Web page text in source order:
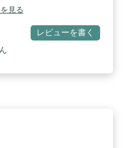
使いやすいよう軽量、コ
たみサイズもコンパクト
ん。 / 【高い耐久性と安
ード生地のため傷がつき
ロールテーブル / 【キャ
見る
レビューを書く